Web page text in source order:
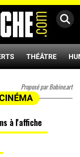
THÉÂTRE
Proposé par Bobine.art
à l'affiche